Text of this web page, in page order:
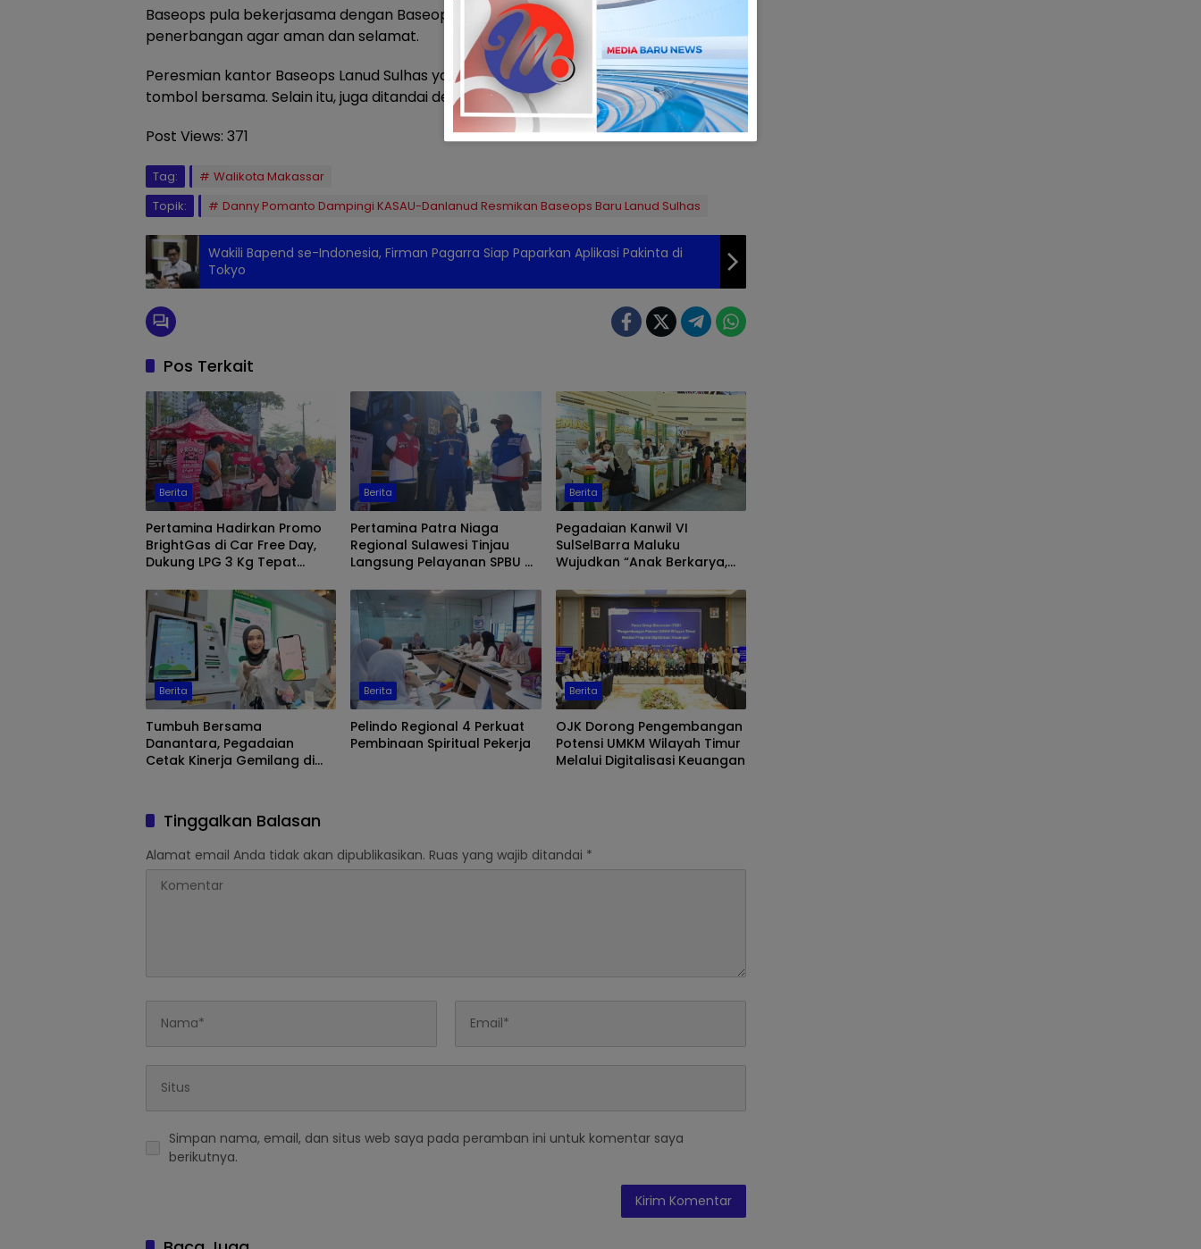
Baseops pula bekerjasama dengan Baseops sipil Sulhas yang sama-sama mengatur
penerbangan agar aman dan selamat.
Peresmian kantor Baseops Lanud Sulhas yang baru itu ditandai dengan pemencetan
tombol bersama. Selain itu, juga ditandai dengan atraksi tiga pesawat jet di udara. (*)
Post Views: 371
Tag:
Walikota Makassar
Topik:
Danny Pomanto Dampingi KASAU-Danlanud Resmikan Baseops Baru Lanud Sulhas
Wakili Bapend se-Indonesia, Firman Pagarra Siap Paparkan Aplikasi Pakinta di
Tokyo
Pos Terkait
Berita
Pertamina Hadirkan Promo
BrightGas di Car Free Day,
Dukung LPG 3 Kg Tepat
Berita
Pertamina Patra Niaga
Regional Sulawesi Tinjau
Langsung Pelayanan SPBU di
Biosolar Berjalan Optimal
Berita
Pegadaian Kanwil VI
SulSelBarra Maluku
Wujudkan “Anak Berkarya,
Pameran UMKM dan Bazar
Emas
Berita
Tumbuh Bersama
Danantara, Pegadaian
Cetak Kinerja Gemilang di
Berita
Pelindo Regional 4 Perkuat
Pembinaan Spiritual Pekerja
Berita
OJK Dorong Pengembangan
Potensi UMKM Wilayah Timur
Melalui Digitalisasi Keuangan
Tinggalkan Balasan
Alamat email Anda tidak akan dipublikasikan. Ruas yang wajib ditandai *
Simpan nama, email, dan situs web saya pada peramban ini untuk komentar saya
berikutnya.